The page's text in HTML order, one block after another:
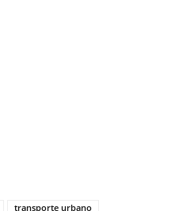
transporte urbano